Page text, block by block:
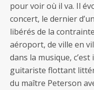
pour voir où il va. Il
concert, le dernier
libérés de la
aéroport, de ville en
dans la musique,
guitariste flottant
du maître Peterson